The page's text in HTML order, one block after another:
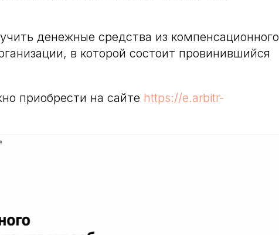
денежные средства из компенсационного
в которой состоит провинившийся
приобрести на сайте https://e.arbitr-